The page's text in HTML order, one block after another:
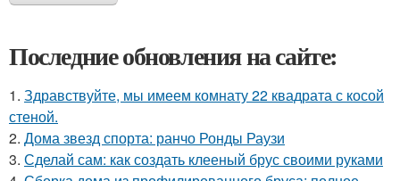
Последние обновления на сайте:
1. Здравствуйте, мы имеем комнату 22 квадрата с косой
стеной.
2. Дома звезд спорта: ранчо Ронды Раузи
3. Сделай сам: как создать клееный брус своими руками